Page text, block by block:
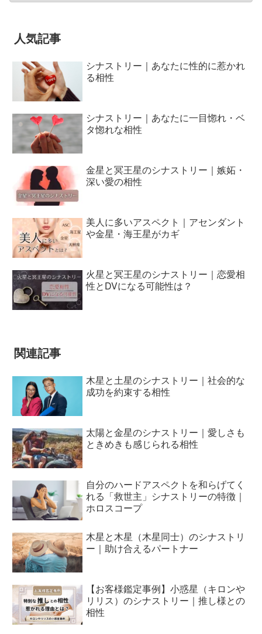
人気記事
シナストリー｜あなたに性的に惹かれ
る相性
シナストリー｜あなたに一目惚れ・ベ
タ惚れな相性
金星と冥王星のシナストリー｜嫉妬・
深い愛の相性
美人に多いアスペクト｜アセンダント
や金星・海王星がカギ
火星と冥王星のシナストリー｜恋愛相
性とDVになる可能性は？
関連記事
木星と土星のシナストリー｜社会的な
成功を約束する相性
太陽と金星のシナストリー｜愛しさも
ときめきも感じられる相性
自分のハードアスペクトを和らげてく
れる「救世主」シナストリーの特徴｜
ホロスコープ
木星と木星（木星同士）のシナストリ
ー｜助け合えるパートナー
【お客様鑑定事例】小惑星（キロンや
リリス）のシナストリー｜推し様との
相性